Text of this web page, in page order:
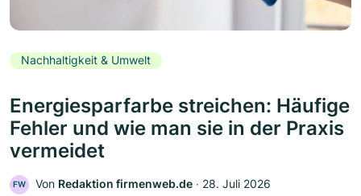
Nachhaltigkeit & Umwelt
Energiesparfarbe streichen: Häufige
Fehler und wie man sie in der Praxis
vermeidet
FW Von Redaktion firmenweb.de ‧ 28. Juli 2026